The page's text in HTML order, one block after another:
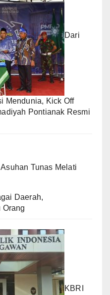
Dari
Mendunia, Kick Off
Pontianak Resmi
Tunas Melati
Daerah,
Orang
KBRI